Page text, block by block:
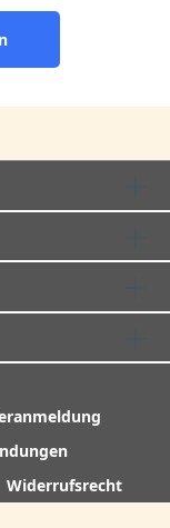
Widerrufsrecht